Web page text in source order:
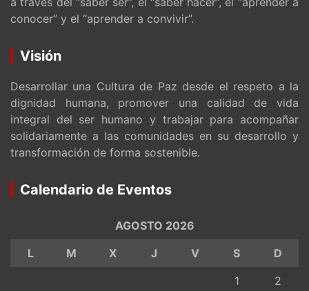
conocer” y el “aprender a convivir”.
Visión
Desarrollar una Cultura de Paz desde el respeto a la
dignidad humana, promover una calidad de vida
integral del ser humano y trabajar para acompañar
solidariamente a las comunidades en su desarrollo y
transformación de forma sostenible.
Calendario de Eventos
AGOSTO 2026
L
M X J V S
D
1
2